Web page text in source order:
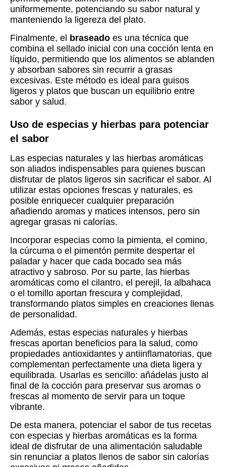
uniformemente, potenciando su sabor natural y
manteniendo la ligereza del plato.
Finalmente, el braseado es una técnica que
combina el sellado inicial con una cocción lenta en
líquido, permitiendo que los alimentos se ablanden
y absorban sabores sin recurrir a grasas
excesivas. Este método es ideal para guisos
ligeros y platos que buscan un equilibrio entre
sabor y salud.
Uso de especias y hierbas para potenciar
el sabor
Las especias naturales y las hierbas aromáticas
son aliados indispensables para quienes buscan
disfrutar de platos ligeros sin sacrificar el sabor. Al
utilizar estas opciones frescas y naturales, es
posible enriquecer cualquier preparación
añadiendo aromas y matices intensos, pero sin
agregar grasas ni calorías.
Incorporar especias como la pimienta, el comino,
la cúrcuma o el pimentón permite despertar el
paladar y hacer que cada bocado sea más
atractivo y sabroso. Por su parte, las hierbas
aromáticas como el cilantro, el perejil, la albahaca
o el tomillo aportan frescura y complejidad,
transformando platos simples en creaciones llenas
de personalidad.
Además, estas especias naturales y hierbas
frescas aportan beneficios para la salud, como
propiedades antioxidantes y antiinflamatorias, que
complementan perfectamente una dieta ligera y
equilibrada. Usarlas es sencillo: añádelas justo al
final de la cocción para preservar sus aromas o
frescas al momento de servir para un toque
vibrante.
De esta manera, potenciar el sabor de tus recetas
con especias y hierbas aromáticas es la forma
ideal de disfrutar de una alimentación saludable
sin renunciar a platos llenos de sabor sin calorías